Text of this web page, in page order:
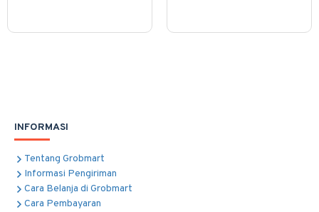
INFORMASI
Tentang Grobmart
Informasi Pengiriman
Cara Belanja di Grobmart
Cara Pembayaran